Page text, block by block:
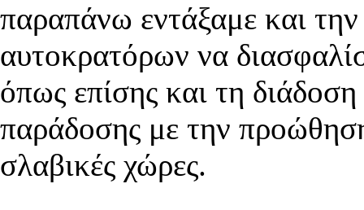
παραπάνω εντάξαμε και
αυτοκρατόρων να
όπως επίσης και τη διάδοση
παράδοσης με την
σλαβικές χώρες.